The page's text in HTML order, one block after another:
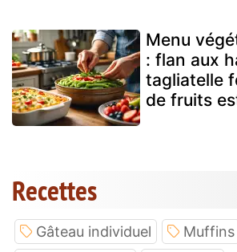
Menu
: flan aux
tagliatelle
de fruits
Recettes
Gâteau individuel Muffins